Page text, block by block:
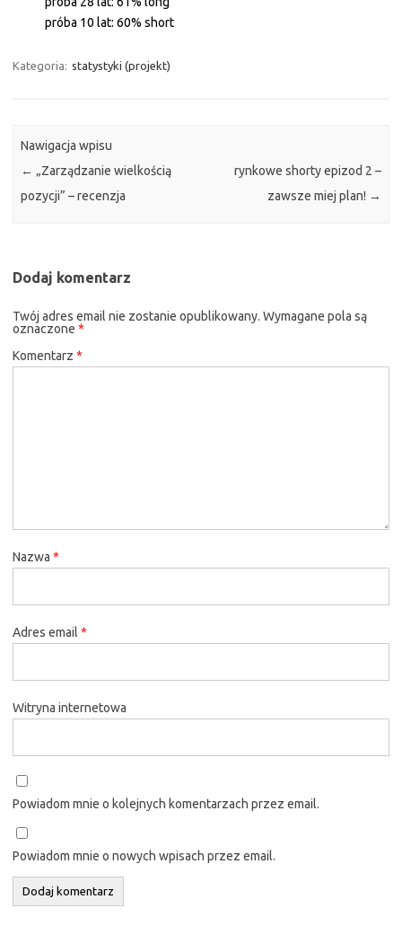
próba 10 lat: 60% short
Kategoria: statystyki (projekt)
Nawigacja wpisu
← „Zarządzanie wielkością
pozycji” – recenzja
rynkowe shorty epizod 2 –
zawsze miej plan! →
Dodaj komentarz
Twój adres email nie zostanie opublikowany. Wymagane pola są
oznaczone *
Komentarz *
Nazwa *
Adres email *
Witryna internetowa
Powiadom mnie o kolejnych komentarzach przez email.
Powiadom mnie o nowych wpisach przez email.